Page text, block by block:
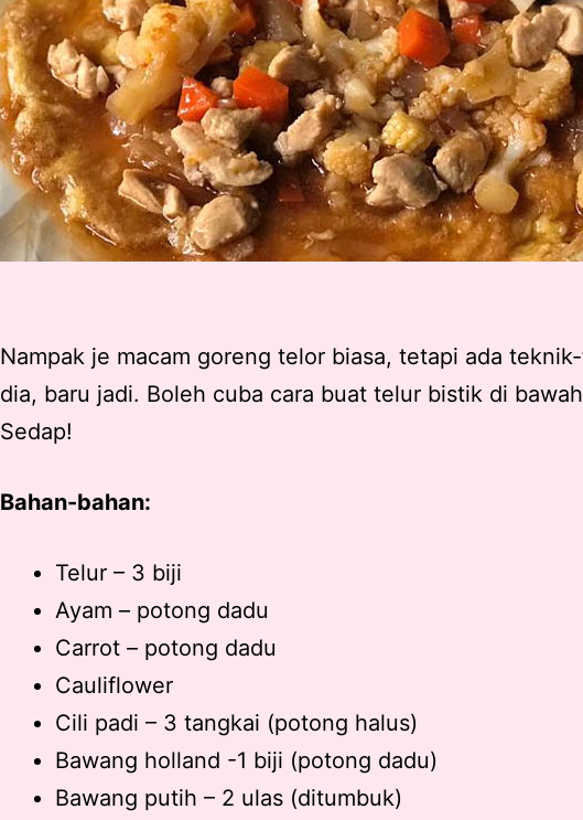
Nampak je macam goreng telor biasa, tetapi ada
dia, baru jadi. Boleh cuba cara buat telur bistik di
Sedap!
Bahan-bahan:
Telur – 3 biji
Ayam – potong dadu
Carrot – potong dadu
Cauliflower
Cili padi – 3 tangkai (potong halus)
Bawang holland -1 biji (potong dadu)
Bawang putih – 2 ulas (ditumbuk)